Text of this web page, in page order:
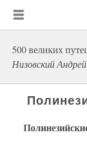
500 великих
Низовский